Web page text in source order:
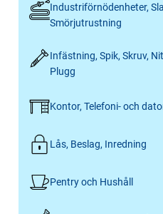
Industriförnödenheter,
Smörjutrustning
Infästning, Spik, Skruv,
Plugg
Kontor, Telefoni- och
Lås, Beslag, Inredning
Pentry och Hushåll